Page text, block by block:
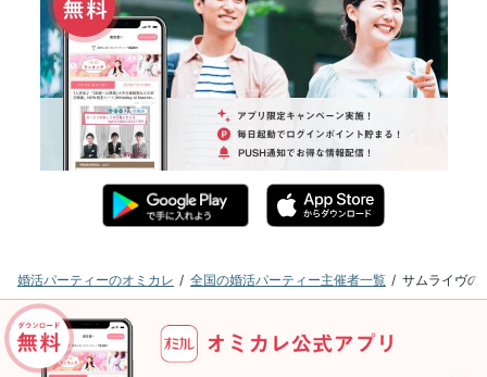
婚活パーティーのオミカレ 全国の婚活パーティー主催者一覧 サムライヴの